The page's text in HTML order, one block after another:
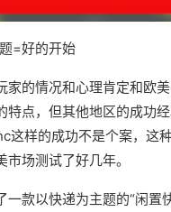
=好的开始
家的情况和心理肯定和欧
特点，但其他地区的成功
这样的成功不是个案，这
场测试了好几年。
一款以快递为主题的“闲置